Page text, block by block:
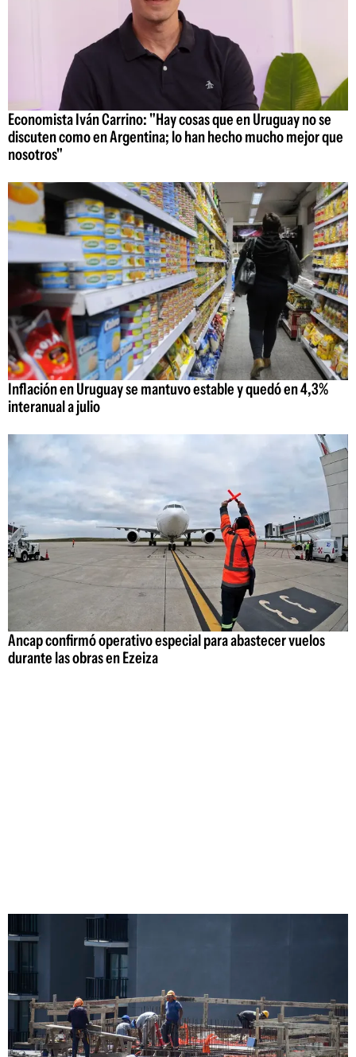
Economista Iván Carrino: "Hay cosas que en Uruguay no se
discuten como en Argentina; lo han hecho mucho mejor que
nosotros"
Inflación en Uruguay se mantuvo estable y quedó en 4,3%
interanual a julio
Ancap confirmó operativo especial para abastecer vuelos
durante las obras en Ezeiza